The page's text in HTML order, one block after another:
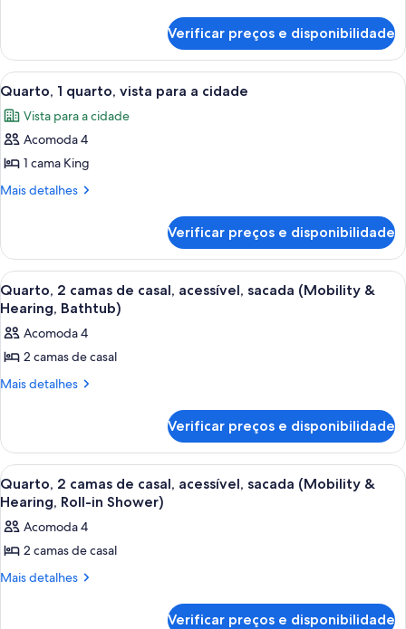
acessível,
banheira
(Mobility)
1
quarto,
acessível,
(Mobility)
Verificar preços e disponibilidade
Carrega
todas
as
fotos
de
Quarto,
vista
para
a
cidade
Quarto de hotel com uma cama
5
Quarto, 1 quarto, vista para a cidade
Vista para a cidade
Acomoda 4
1 cama King
Mais detalhes
Mais
1
quarto,
vista
para
cidade
Verificar preços e disponibilidade
Carrega
todas
as
fotos
de
Quarto,
de
casal,
acessível,
sacada
(Mobility
&
Hearing,
Quarto de hotel com duas camas,
5
Quarto, 2 camas de casal, acessível, sacada (Mobility &
Hearing, Bathtub)
Acomoda 4
2 camas de casal
Mais detalhes
Mais
2
camas
de
casal,
acessível,
sacada
(Mobility
Hearing,
Verificar preços e disponibilidade
Carrega
todas
as
fotos
de
Quarto,
Quarto de hotel com duas camas,
5
Quarto, 2 camas de casal, acessível, sacada (Mobility &
Hearing, Roll-in Shower)
Acomoda 4
2 camas de casal
Mais detalhes
Mais
Verificar preços e disponibilidade